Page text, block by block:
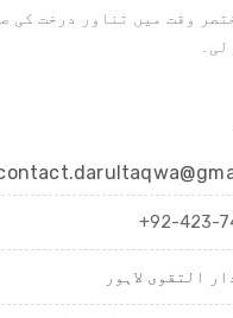
وقت میں تناور درخت کی
+92-423-
التقوی لاہور